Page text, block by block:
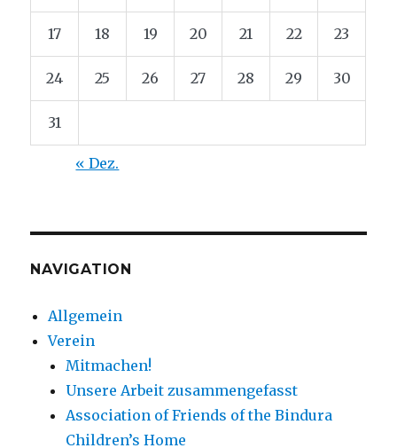
17 18 19 20 21 22 23
24 25 26 27 28 29 30
31
« Dez.
NAVIGATION
Allgemein
Verein
Mitmachen!
Unsere Arbeit zusammengefasst
Association of Friends of the Bindura
Children’s Home